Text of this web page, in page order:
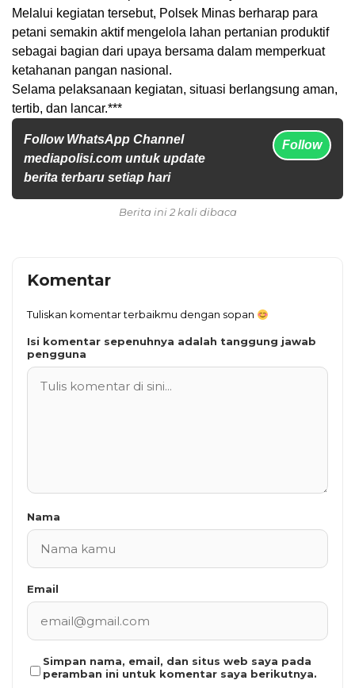
Melalui kegiatan tersebut, Polsek Minas berharap para
petani semakin aktif mengelola lahan pertanian produktif
sebagai bagian dari upaya bersama dalam memperkuat
ketahanan pangan nasional.
Selama pelaksanaan kegiatan, situasi berlangsung aman,
tertib, dan lancar.***
Follow WhatsApp Channel
mediapolisi.com untuk update
berita terbaru setiap hari
Follow
Berita ini 2 kali dibaca
Komentar
Tuliskan komentar terbaikmu dengan sopan
Isi komentar sepenuhnya adalah tanggung jawab
pengguna
Nama
Email
Simpan nama, email, dan situs web saya pada
peramban ini untuk komentar saya berikutnya.